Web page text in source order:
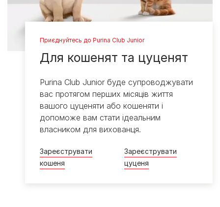
Приєднуйтесь до Purina Club Junior
Для кошенят та цуценят
Purina Club Junior буде супроводжувати
вас протягом перших місяців життя
вашого цуценяти або кошеняти і
допоможе вам стати ідеальним
власником для вихованця.
Зареєструвати
кошеня
Зареєструвати
цуценя